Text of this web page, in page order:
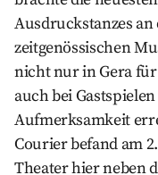
Ausdruckstanzes an
zeitgenössischen
nicht nur in Gera
auch bei
Aufmerksamkeit
Courier befand am
Theater hier neben